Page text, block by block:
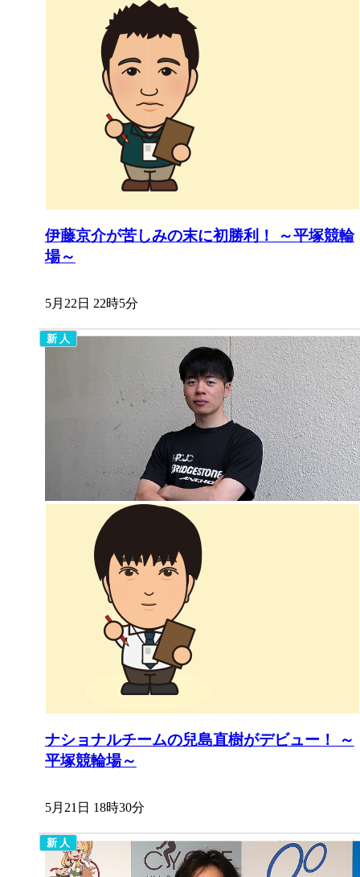
伊藤京介が苦しみの末に初勝利！ ～平塚競輪
場～
5月22日 22時5分
ナショナルチームの兒島直樹がデビュー！ ～
平塚競輪場～
5月21日 18時30分